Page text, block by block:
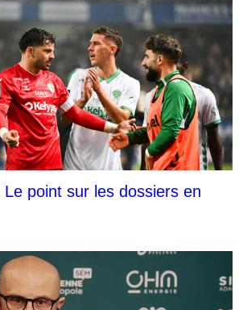
point sur les dossiers en